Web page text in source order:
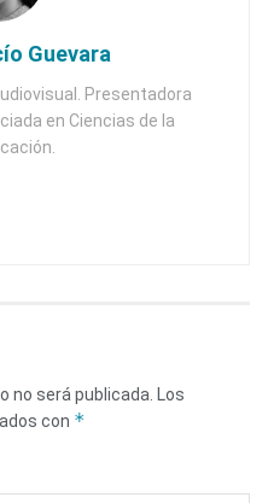
Guevara
Presentadora
en Ciencias de la
no será publicada.
Los
con *